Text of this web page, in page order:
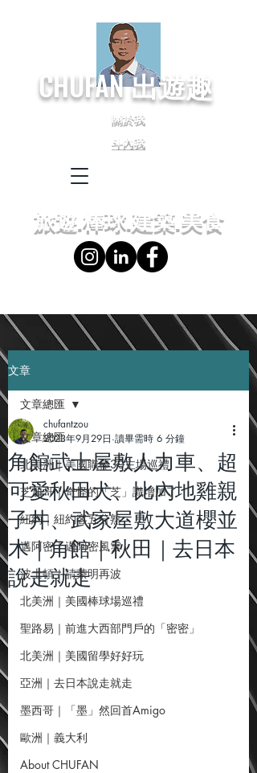
CHUFAN出遊趣
關於我
斗內我
旅遊.棒球.建築.美食
文章
文章總匯
北美洲｜美國職棒30主場巡禮
芝加哥｜奇怪的「芝」識增加了
紐約｜紐約客五分熟
邁阿密｜邁阿密風雲
波士頓｜請茶明再波
北美洲｜美國棒球場巡禮
聖路易｜前進大西部門戶的「密密」
北美洲｜美國留學好好玩
亞洲｜去日本說走就走
墨西哥｜「墨」然回首Amigo
歐洲｜義大利
About CHUFAN
文章總匯
角館武士屋敷人力車、超
可愛秋田犬、比內地雞親
子丼、武家屋敷大道櫻並
木｜角館｜秋田｜去日本
說走就走
chufantzou
2023年9月29日 讀畢需時 6 分鐘